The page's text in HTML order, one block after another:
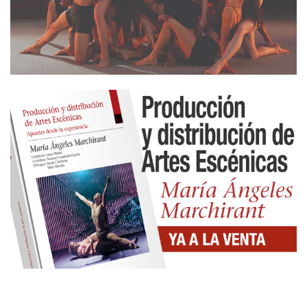
Uno tiene dudas y más dudas. Y ahora por una
serie de casualidades y de declaraciones, la duda
grande la provoca las declaraciones de los
irresponsables de la presente edición del FIT de
Cádiz, ya se sabe, hay una dirección nombrada a
dedo, recomendada (o impuesta) por el INAEM, de
una pareja, cosa que es muy reconfortante para la
conciliación familiar, y que el ayuntamiento de
Cádiz debe entender que eso es lo correcto porque
en su formación política es la norma. Pero no es
normal, no. Como no es normal que tengan tanta
desfachatez en el lenguaje empleado para
presentar una edición que cuenta con un
presupuesto igual que el año anterior, que ha
suspendido muchos de los actos académicos y de
convivencia, lo que es un ahorro de dinero bastante